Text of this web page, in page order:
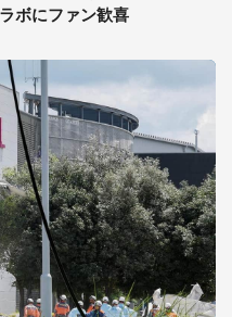
ボにファン歓喜